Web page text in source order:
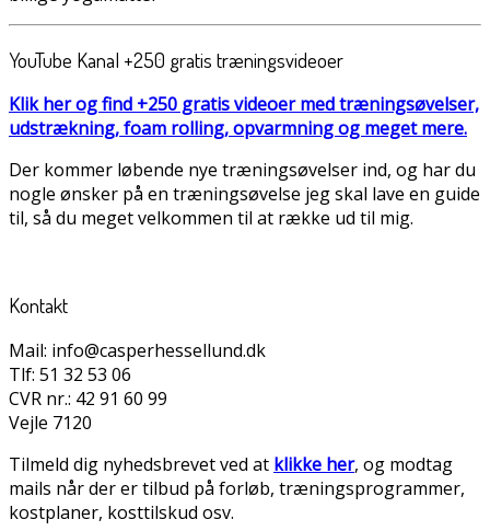
YouTube Kanal +250 gratis træningsvideoer
Klik her og find +250 gratis videoer med træningsøvelser,
udstrækning, foam rolling, opvarmning og meget mere.
Der kommer løbende nye træningsøvelser ind, og har du
nogle ønsker på en træningsøvelse jeg skal lave en guide
til, så du meget velkommen til at række ud til mig.
Kontakt
Mail: info@casperhessellund.dk
Tlf: 51 32 53 06
CVR nr.: 42 91 60 99
Vejle 7120
Tilmeld dig nyhedsbrevet ved at klikke her, og modtag
mails når der er tilbud på forløb, træningsprogrammer,
kostplaner, kosttilskud osv.